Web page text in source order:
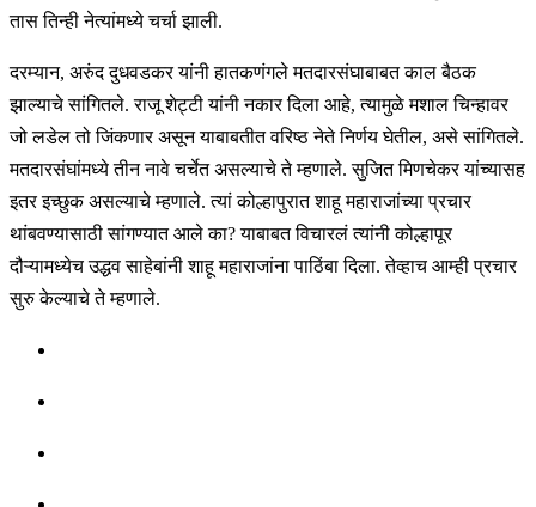
तास तिन्ही नेत्यांमध्ये चर्चा झाली.
दरम्यान, अरुंद दुधवडकर यांनी हातकणंगले मतदारसंघाबाबत काल बैठक
झाल्याचे सांगितले. राजू शेट्टी यांनी नकार दिला आहे, त्यामुळे मशाल चिन्हावर
जो लडेल तो जिंकणार असून याबाबतीत वरिष्ठ नेते निर्णय घेतील, असे सांगितले.
मतदारसंघांमध्ये तीन नावे चर्चेत असल्याचे ते म्हणाले. सुजित मिणचेकर यांच्यासह
इतर इच्छुक असल्याचे म्हणाले. त्यां कोल्हापुरात शाहू महाराजांच्या प्रचार
थांबवण्यासाठी सांगण्यात आले का? याबाबत विचारलं त्यांनी कोल्हापूर
दौऱ्यामध्येच उद्धव साहेबांनी शाहू महाराजांना पाठिंबा दिला. तेव्हाच आम्ही प्रचार
सुरु केल्याचे ते म्हणाले.